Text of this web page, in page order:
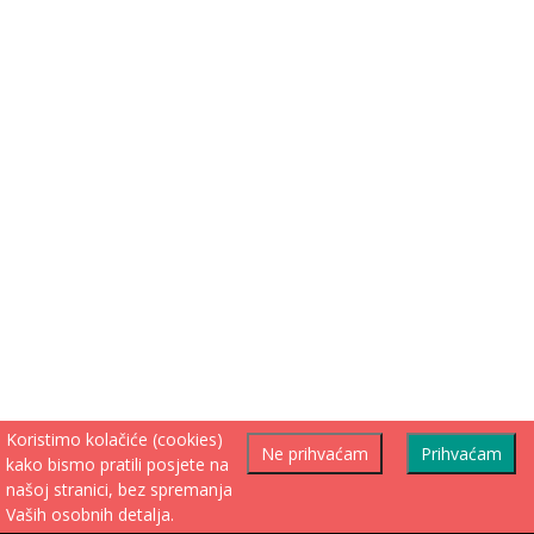
Prihvaćam
Ne prihvaćam
Koristimo kolačiće (cookies)
kako bismo pratili posjete na
našoj stranici, bez spremanja
Vaših osobnih detalja.